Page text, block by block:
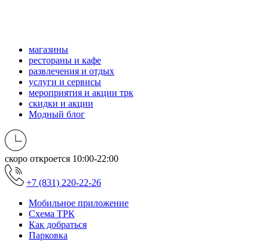
магазины
рестораны и кафе
развлечения и отдых
услуги и сервисы
мероприятия и акции трк
скидки и акции
Модный блог
скоро откроется 10:00-22:00
+7 (831) 220-22-26
Мобильное приложение
Схема ТРК
Как добраться
Парковка